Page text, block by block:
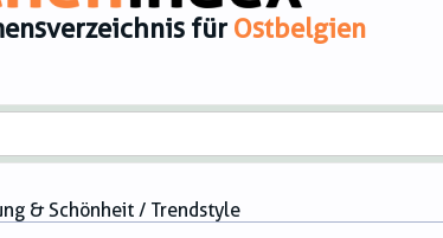
für Ostbelgien
& Schönheit / Trendstyle